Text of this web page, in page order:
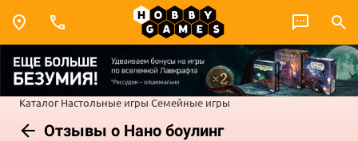
Каталог Настольные игры Семейные игры
Отзывы о Нано боулинг